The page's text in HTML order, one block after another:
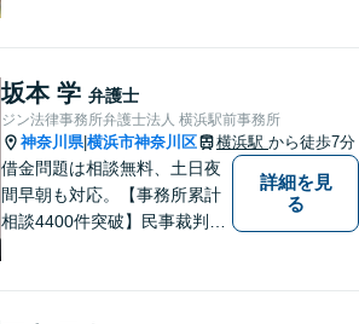
します。ぜひご相談くださ
い。
坂本 学 弁護士
ジン法律事務所弁護士法人 横浜駅前事務所
神奈川県|横浜市神奈川区 横浜駅 から徒歩7分
借金問題は相談無料、土日夜
間早朝も対応。【事務所累計
相談4400件突破】民事裁判／
詳細を見
る